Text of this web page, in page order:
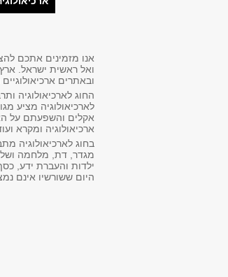
אנו מזמינים אתכם
ואל ראשית ישראל.
ובאתרים
החוג לארכיאולוגיה
לארכיאולוגיה מציע
אקלים והשפעתם על
ארכיאולוגיה ומקרא
בחוג לארכיאולוגיה
מגדר, דת, מלחמה
ילדות והעברת ידע,
היום ששורשיו אינם